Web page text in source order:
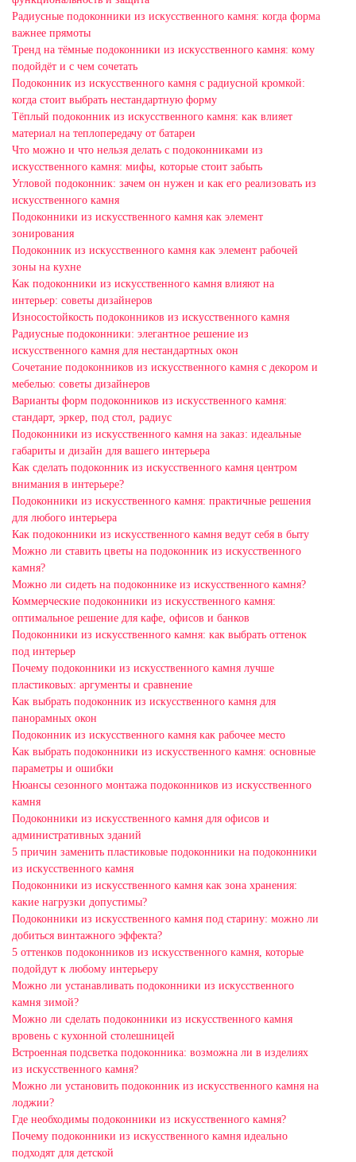
Радиусные подоконники из искусственного камня: когда форма
важнее прямоты
Тренд на тёмные подоконники из искусственного камня: кому
подойдёт и с чем сочетать
Подоконник из искусственного камня с радиусной кромкой:
когда стоит выбрать нестандартную форму
Тёплый подоконник из искусственного камня: как влияет
материал на теплопередачу от батареи
Что можно и что нельзя делать с подоконниками из
искусственного камня: мифы, которые стоит забыть
Угловой подоконник: зачем он нужен и как его реализовать из
искусственного камня
Подоконники из искусственного камня как элемент
зонирования
Подоконник из искусственного камня как элемент рабочей
зоны на кухне
Как подоконники из искусственного камня влияют на
интерьер: советы дизайнеров
Износостойкость подоконников из искусственного камня
Радиусные подоконники: элегантное решение из
искусственного камня для нестандартных окон
Сочетание подоконников из искусственного камня с декором и
мебелью: советы дизайнеров
Варианты форм подоконников из искусственного камня:
стандарт, эркер, под стол, радиус
Подоконники из искусственного камня на заказ: идеальные
габариты и дизайн для вашего интерьера
Как сделать подоконник из искусственного камня центром
внимания в интерьере?
Подоконники из искусственного камня: практичные решения
для любого интерьера
Как подоконники из искусственного камня ведут себя в быту
Можно ли ставить цветы на подоконник из искусственного
камня?
Можно ли сидеть на подоконнике из искусственного камня?
Коммерческие подоконники из искусственного камня:
оптимальное решение для кафе, офисов и банков
Подоконники из искусственного камня: как выбрать оттенок
под интерьер
Почему подоконники из искусственного камня лучше
пластиковых: аргументы и сравнение
Как выбрать подоконник из искусственного камня для
панорамных окон
Подоконник из искусственного камня как рабочее место
Как выбрать подоконники из искусственного камня: основные
параметры и ошибки
Нюансы сезонного монтажа подоконников из искусственного
камня
Подоконники из искусственного камня для офисов и
административных зданий
5 причин заменить пластиковые подоконники на подоконники
из искусственного камня
Подоконники из искусственного камня как зона хранения:
какие нагрузки допустимы?
Подоконники из искусственного камня под старину: можно ли
добиться винтажного эффекта?
5 оттенков подоконников из искусственного камня, которые
подойдут к любому интерьеру
Можно ли устанавливать подоконники из искусственного
камня зимой?
Можно ли сделать подоконники из искусственного камня
вровень с кухонной столешницей
Встроенная подсветка подоконника: возможна ли в изделиях
из искусственного камня?
Можно ли установить подоконник из искусственного камня на
лоджии?
Где необходимы подоконники из искусственного камня?
Почему подоконники из искусственного камня идеально
подходят для детской